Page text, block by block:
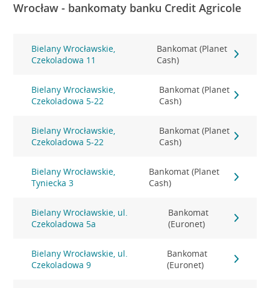
Wrocław - bankomaty banku Credit Agricole
Bielany Wrocławskie,
Czekoladowa 11
Bankomat (Planet
Cash)
Bielany Wrocławskie,
Czekoladowa 5-22
Bankomat (Planet
Cash)
Bielany Wrocławskie,
Czekoladowa 5-22
Bankomat (Planet
Cash)
Bielany Wrocławskie,
Tyniecka 3
Bankomat (Planet
Cash)
Bielany Wrocławskie, ul.
Czekoladowa 5a
Bankomat
(Euronet)
Bielany Wrocławskie, ul.
Czekoladowa 9
Bankomat
(Euronet)